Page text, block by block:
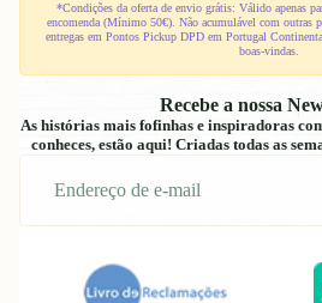
*Condições da oferta de envio grátis: Válido apenas
encomenda (Mínimo 50€). Não acumulável com outras
entregas em Pontos Pickup DPD em Portugal
boas-vindas.
Recebe a nossa
As histórias mais fofinhas e inspiradoras
conheces, estão aqui! Criadas todas as